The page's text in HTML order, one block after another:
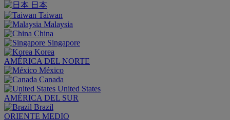
日本
Taiwan
Malaysia
China
Singapore
Korea
AMÉRICA DEL NORTE
México
Canada
United States
AMÉRICA DEL SUR
Brazil
ORIENTE MEDIO